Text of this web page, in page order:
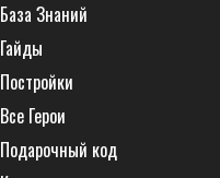
База Знаний
Гайды
Постройки
Все Герои
Подарочный код